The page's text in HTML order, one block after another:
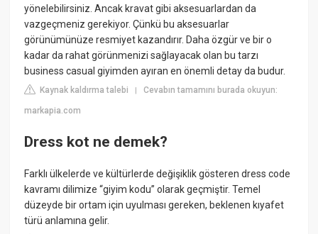
yönelebilirsiniz. Ancak kravat gibi aksesuarlardan da
vazgeçmeniz gerekiyor. Çünkü bu aksesuarlar
görünümünüze resmiyet kazandırır. Daha özgür ve bir o
kadar da rahat görünmenizi sağlayacak olan bu tarzı
business casual giyimden ayıran en önemli detay da budur.
Kaynak kaldırma talebi |Cevabın tamamını burada okuyun:
markapia.com
Dress kot ne demek?
Farklı ülkelerde ve kültürlerde değişiklik gösteren dress code
kavramı dilimize “giyim kodu” olarak geçmiştir. Temel
düzeyde bir ortam için uyulması gereken, beklenen kıyafet
türü anlamına gelir.